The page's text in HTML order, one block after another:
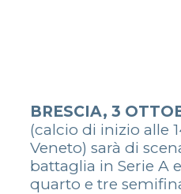
BRESCIA, 3
(calcio di inizio alle
Veneto) sarà di
battaglia in Serie A
quarto e tre